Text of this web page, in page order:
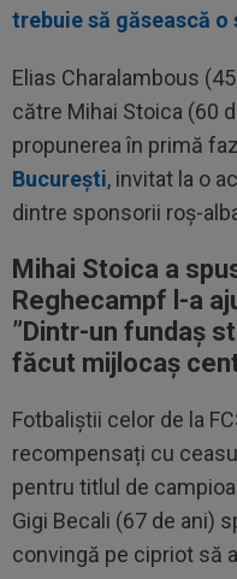
trebuie să găsească o
Elias Charalambous
către Mihai Stoica (60
propunerea în primă
București, invitat la o
dintre sponsorii roș-
Mihai Stoica a
Reghecampf l-a
”Dintr-un fundaș
făcut mijlocaș
Fotbaliștii celor de la
recompensați cu
pentru titlul de
Gigi Becali (67 de ani)
convingă pe cipriot să